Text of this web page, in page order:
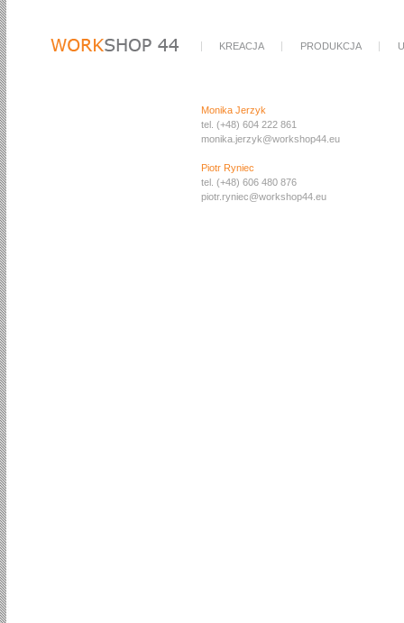
KREACJA PRODUKCJA
Monika Jerzyk
tel. (+48) 604 222 861
monika.jerzyk@workshop44.eu
Piotr Ryniec
tel. (+48) 606 480 876
piotr.ryniec@workshop44.eu